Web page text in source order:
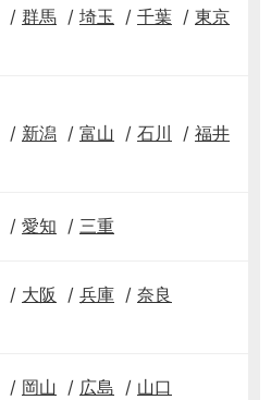
群馬 埼玉 千葉
東京
新潟 富山 石川 福井
愛知 三重
大阪 兵庫
奈良
岡山 広島 山口